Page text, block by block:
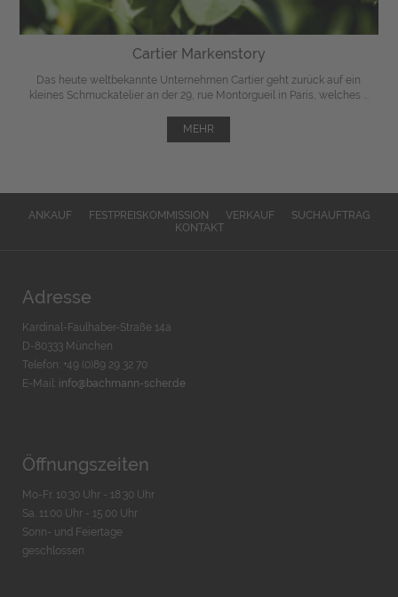
Cartier Markenstory
Das heute weltbekannte Unternehmen Cartier geht zurück auf ein
kleines Schmuckatelier an der 29, rue Montorgueil in Paris, welches ...
MEHR
ANKAUF FESTPREISKOMMISSION VERKAUF
SUCHAUFTRAG
KONTAKT
Adresse
Kardinal-Faulhaber-Straße 14a
D-80333 München
Telefon: +49 (0)89 29 32 70
E-Mail: info@bachmann-scher.de
Öffnungszeiten
Mo-Fr. 10:30 Uhr - 18:30 Uhr
Sa. 11:00 Uhr - 15.00 Uhr
Sonn- und Feiertage
geschlossen